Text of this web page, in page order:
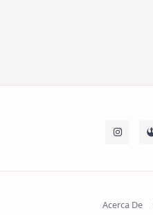
Acerca De